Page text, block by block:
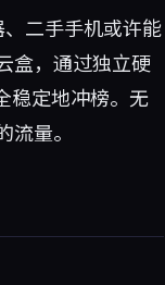
二手手机或许能
盒，通过独立硬
稳定地冲榜。无
量。